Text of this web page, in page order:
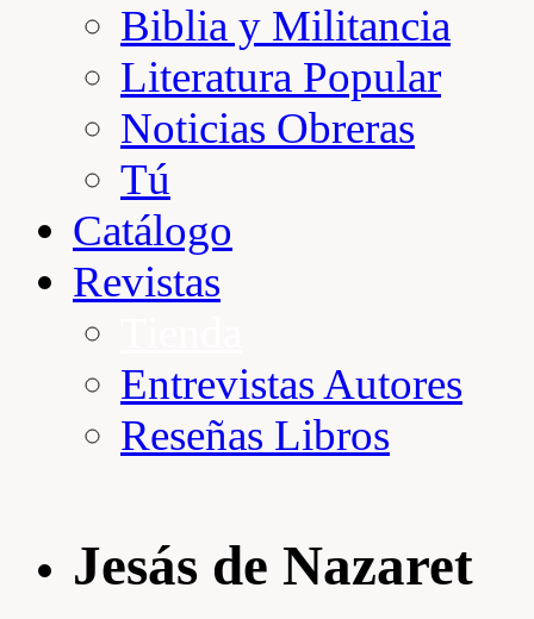
Biblia y Militancia
Literatura Popular
Noticias Obreras
Tú
Catálogo
Revistas
Entrevistas Autores
Reseñas Libros
Jesás de Nazaret